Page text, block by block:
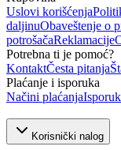
Uslovi korišćenja
daljinuObaveštenje o
potrošačaReklamacije
Potrebna ti je pomoć?
KontaktČesta pitanja
Plaćanje i isporuka
Načini plaćanja
Korisnički nalog